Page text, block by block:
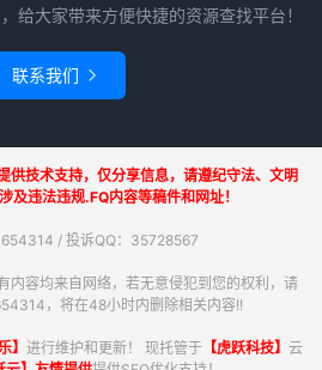
给大家带来方便快捷的资源查找平台！
联系我们 
供技术支持，仅分享信息，请遵纪守法、文明
及违法违规.FQ内容等稿件和网址！
/ 投诉QQ：35728567
内容均来自网络，若无意侵犯到您的权利，请
，将在48小时内删除相关内容!!
】 进行维护和更新！ 现托管于【虎跃科技】 云